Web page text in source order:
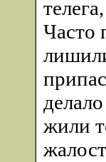
Часто
жили